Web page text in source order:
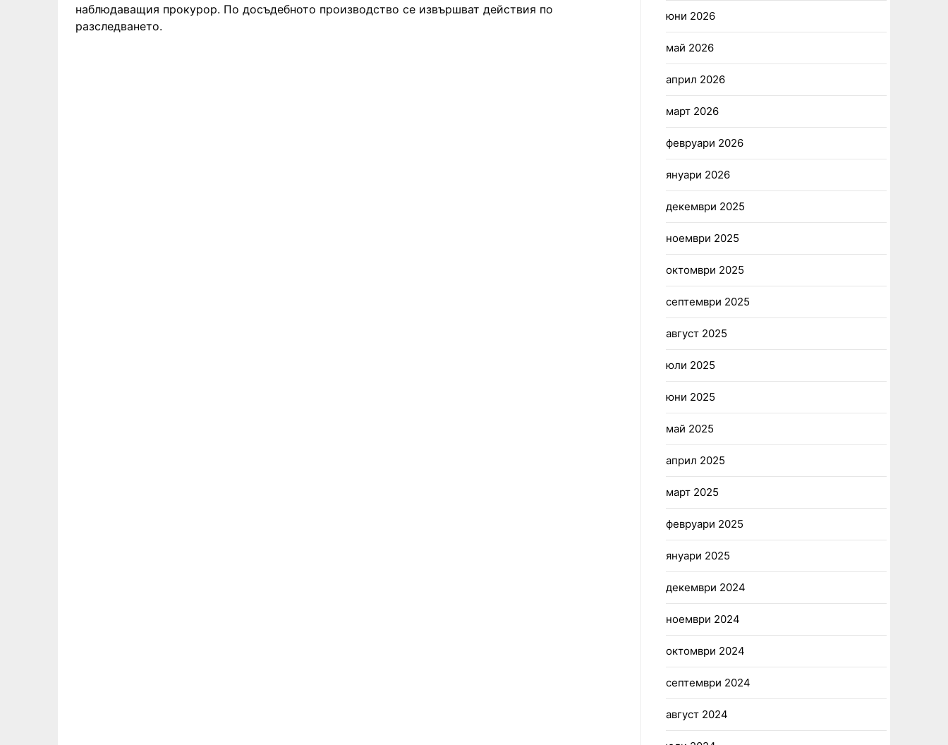
наблюдаващия прокурор. По досъдебното производство се извършват действия по
разследването.
юни 2026
май 2026
април 2026
март 2026
февруари 2026
януари 2026
декември 2025
ноември 2025
октомври 2025
септември 2025
август 2025
юли 2025
юни 2025
май 2025
април 2025
март 2025
февруари 2025
януари 2025
декември 2024
ноември 2024
октомври 2024
септември 2024
август 2024